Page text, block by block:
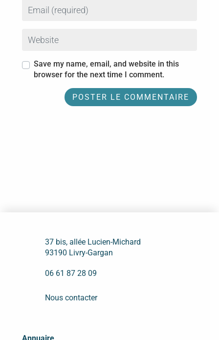
Save my name, email, and website in this
browser for the next time I comment.
37 bis, allée Lucien-Michard
93190 Livry-Gargan
06 61 87 28 09
Nous contacter
Annuaire